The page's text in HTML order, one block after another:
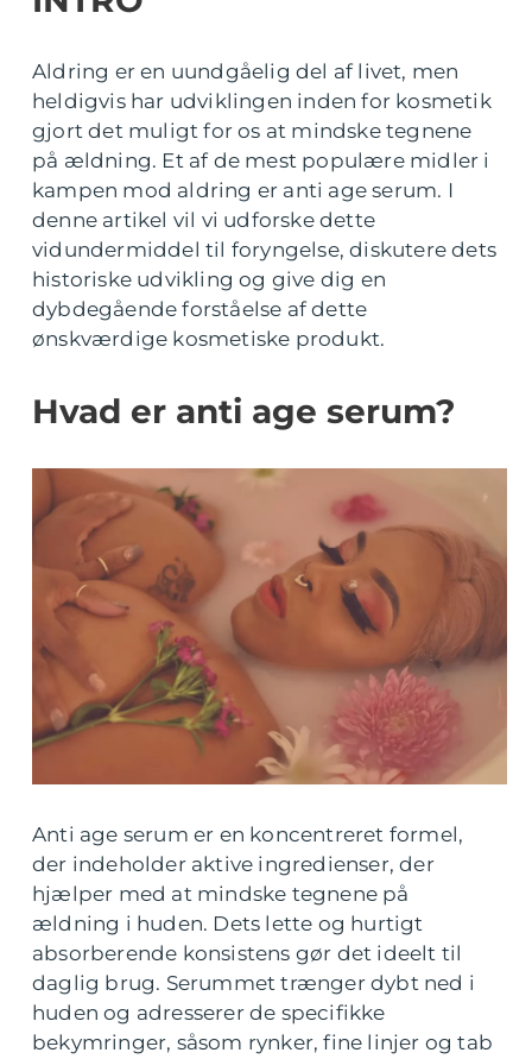
Aldring er en uundgåelig del af livet, men
heldigvis har udviklingen inden for kosmetik
gjort det muligt for os at mindske tegnene
på ældning. Et af de mest populære midler i
kampen mod aldring er anti age serum. I
denne artikel vil vi udforske dette
vidundermiddel til foryngelse, diskutere dets
historiske udvikling og give dig en
dybdegående forståelse af dette
ønskværdige kosmetiske produkt.
Hvad er anti age serum?
Anti age serum er en koncentreret formel,
der indeholder aktive ingredienser, der
hjælper med at mindske tegnene på
ældning i huden. Dets lette og hurtigt
absorberende konsistens gør det ideelt til
daglig brug. Serummet trænger dybt ned i
huden og adresserer de specifikke
bekymringer, såsom rynker, fine linjer og tab